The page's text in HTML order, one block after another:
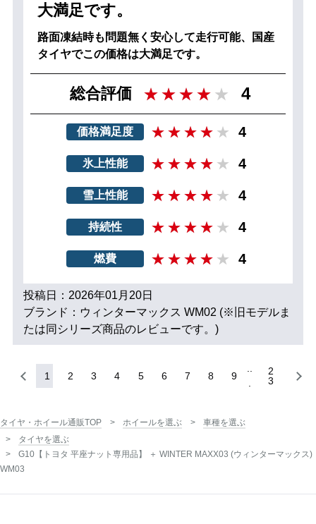
大満足です。
路面凍結時も問題無く安心して走行可能、国産
タイヤでこの価格は大満足です。
総合評価 4
価格満足度 4
氷上性能 4
雪上性能 4
持続性 4
燃費 4
投稿日：2026年01月20日
ブランド：ウィンターマックス WM02 (※旧モデルま
たは同シリーズ商品のレビューです。)
1 2 3 4 5 6 7 8 9
2
3
タイヤ・ホイール通販TOP ホイールを選ぶ
車種を選ぶ
タイヤを選ぶ
G10【トヨタ 平座ナット専用品】 ＋ WINTER MAXX03 (ウィンターマックス)
WM03